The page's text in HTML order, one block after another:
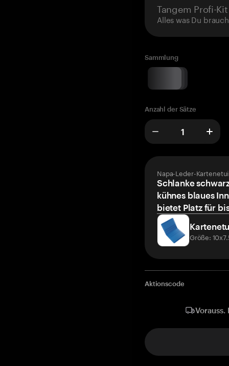
Tangem Profi-Kit
Alles was Du
Sammlung
Anzahl der Sätze
Napa-Leder-
Schlanke
kühnes blaues
bietet Platz für
Größe:
Aktionscode